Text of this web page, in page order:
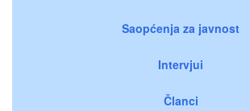
Saopćenja za javnost
Intervjui
Članci